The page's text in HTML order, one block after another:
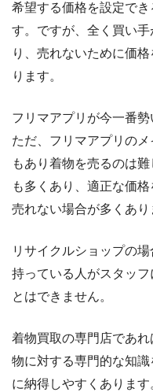
希望する価格を設定で
す。ですが、全く買い
り、売れないために価
ります。
フリマアプリが今一番勢
ただ、フリマアプリの
もあり着物を売るのは
も多くあり、適正な価
売れない場合が多くあり
リサイクルショップの
持っている人がスタッ
とはできません。
着物買取の専門店であ
物に対する専門的な知
に納得しやすくありま